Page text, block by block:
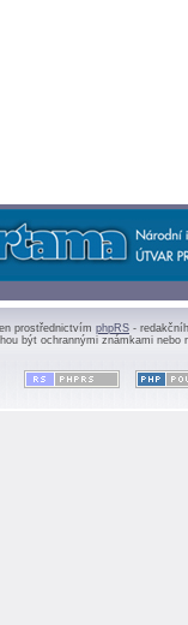
prostřednictvím phpRS -
být ochrannými známkami